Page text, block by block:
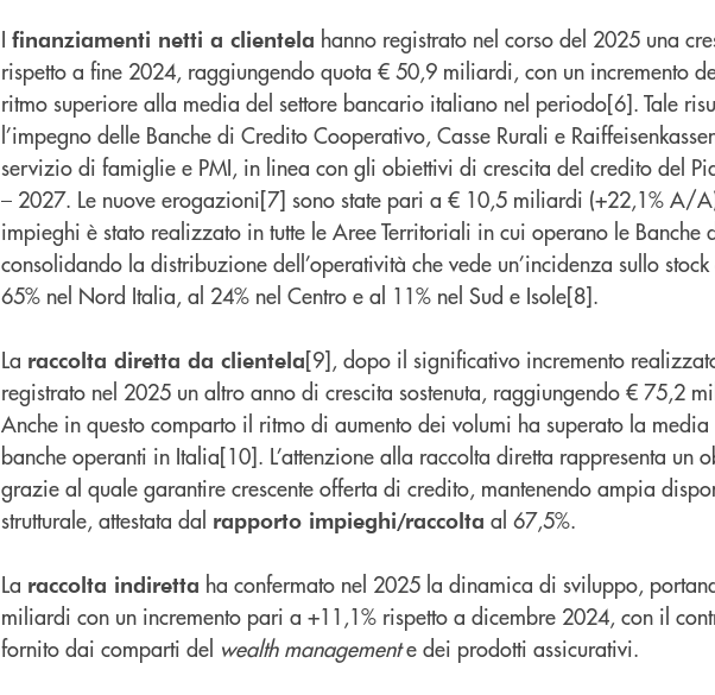
I finanziamenti netti a clientela hanno registrato nel corso del 2025 una
rispetto a fine 2024, raggiungendo quota € 50,9 miliardi, con un incremento
ritmo superiore alla media del settore bancario italiano nel periodo[6]. Tale
l’impegno delle Banche di Credito Cooperativo, Casse Rurali e
servizio di famiglie e PMI, in linea con gli obiettivi di crescita del credito del
– 2027. Le nuove erogazioni[7] sono state pari a € 10,5 miliardi (+22,1% A/
impieghi è stato realizzato in tutte le Aree Territoriali in cui operano le Banche
consolidando la distribuzione dell’operatività che vede un’incidenza sullo
65% nel Nord Italia, al 24% nel Centro e al 11% nel Sud e Isole[8].
La raccolta diretta da clientela[9], dopo il significativo incremento
registrato nel 2025 un altro anno di crescita sostenuta, raggiungendo € 75,2
Anche in questo comparto il ritmo di aumento dei volumi ha superato la
banche operanti in Italia[10]. L’attenzione alla raccolta diretta rappresenta un
grazie al quale garantire crescente offerta di credito, mantenendo ampia
strutturale, attestata dal rapporto impieghi/raccolta al 67,5%.
La raccolta indiretta ha confermato nel 2025 la dinamica di sviluppo,
miliardi con un incremento pari a +11,1% rispetto a dicembre 2024, con il
fornito dai comparti del wealth managemente dei prodotti assicurativi.